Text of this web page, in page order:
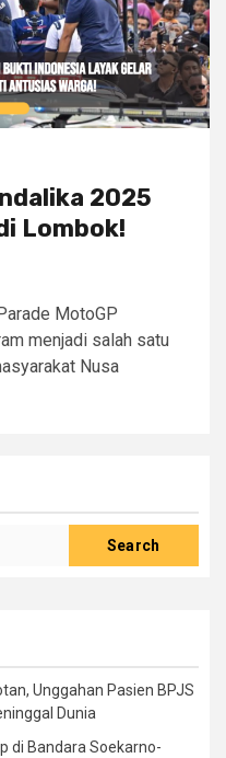
2025
Lombok!
MotoGP
menjadi salah satu
Nusa
Search
Unggahan Pasien BPJS
Dunia
di Bandara Soekarno-